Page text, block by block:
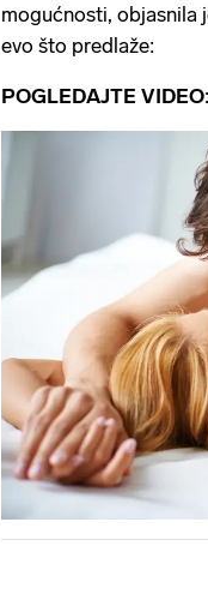
mogućnosti, objasnila
evo što predlaže:
POGLEDAJTE VIDEO: